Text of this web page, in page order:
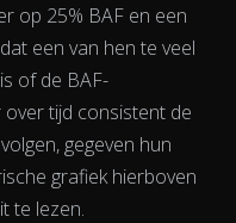
op 25% BAF en een
een van hen te veel
of de BAF-
over tijd consistent de
gegeven hun
grafiek hierboven
te lezen.